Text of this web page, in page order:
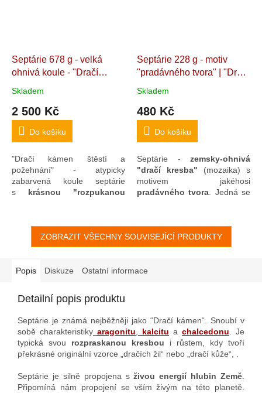
Septárie 678 g - velká
ohnivá koule - "Dračí
rozpukanou kresbou
Madagaskar
Skladem
2 500 Kč
Do košíku
"Dračí kámen štěstí a
požehnání" - atypicky
zabarvená koule septárie
s krásnou "rozpukanou
dojem prohlubní).Ohnivě-
zemské syté
tónyplné"ohnivé
skvost k podpoře
20-ti letého
dle asijské kosmologie).
Septárie 228 g - motiv
"pradávného tvora" | "Dračí
Skladem
480 Kč
Do košíku
Septárie - zemsky-ohnivá
"dračí kresba" (mozaika) s
motivem jakéhosi
pradávného tvora. Jedná se
živoucích hlubin země,
ukotvující a harmonizující
vše co není v souladu.
ZOBRAZIT VŠECHNY SOUVISEJÍCÍ PRODUKTY
Popis Diskuze Ostatní informace
Detailní popis produktu
Septárie je známá nejběžněji jako “Dračí kámen“. Snoubí v
sobě charakteristiky aragonitu, kalcitu a chalcedonu. Je
typická svou rozpraskanou kresbou i růstem, kdy tvoří
překrásné originální vzorce „dračích žil“ nebo „dračí kůže“, .
Septárie je silně propojena sživou energií hlubin Země.
Připomíná nám propojení se vším živým na této planetě.